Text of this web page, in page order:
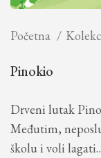
Početna
Pinokio
Drveni lutak
Međutim,
školu i voli